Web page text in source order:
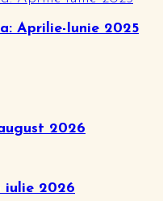
Aprilie-Iunie 2025
2026
iulie 2026